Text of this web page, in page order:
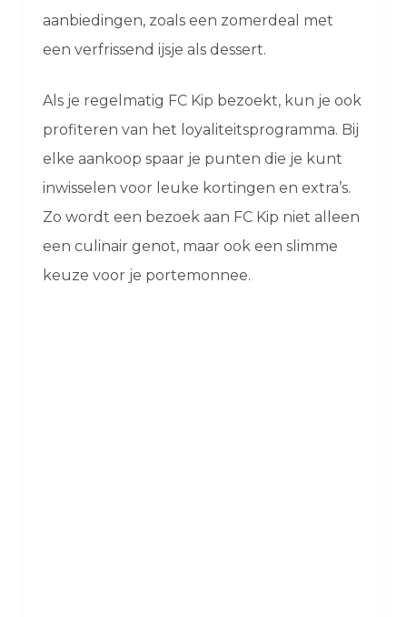
aanbiedingen, zoals een zomerdeal met
een verfrissend ijsje als dessert.
Als je regelmatig FC Kip bezoekt, kun je ook
profiteren van het loyaliteitsprogramma. Bij
elke aankoop spaar je punten die je kunt
inwisselen voor leuke kortingen en extra’s.
Zo wordt een bezoek aan FC Kip niet alleen
een culinair genot, maar ook een slimme
keuze voor je portemonnee.